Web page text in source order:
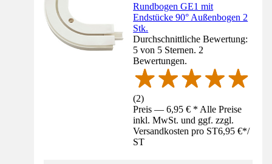
Rundbogen GE1 mit
Endstücke 90° Außenbogen 2
Stk.
Durchschnittliche Bewertung:
5 von 5 Sternen. 2
Bewertungen.
(2)
Preis — 6,95 € * Alle Preise
inkl. MwSt. und ggf. zzgl.
Versandkosten pro ST6,95 €*/
ST